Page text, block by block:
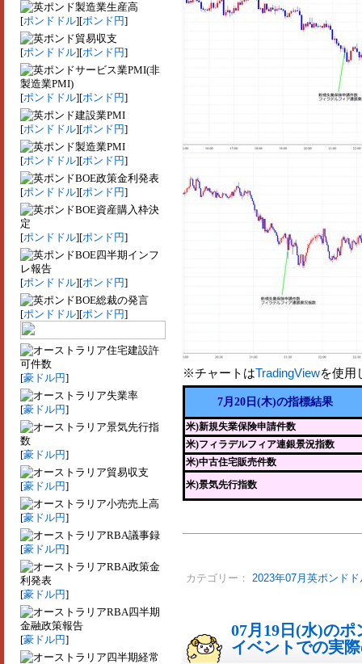
製造業生産高
[ポンドドル][ポンド円]
貿易収支
[ポンドドル][ポンド円]
サービス業PMI(非
製造業PMI)
[ポンドドル][ポンド円]
建設業PMI
[ポンドドル][ポンド円]
製造業PMI
[ポンドドル][ポンド円]
BOE政策金利発表
[ポンドドル][ポンド円]
BOE資産購入枠決
定
[ポンドドル][ポンド円]
BOE四半期インフ
レ報告
[ポンドドル][ポンド円]
BOE総裁の発言
[ポンドドル][ポンド円]
住宅建設許
可件数
[豪ドル円]
失業率
[豪ドル円]
景気先行指
数
[豪ドル円]
貿易収支
[豪ドル円]
小売売上高
[豪ドル円]
RBA議事録
[豪ドル円]
RBA政策金
利発表
[豪ドル円]
RBA四半期
金融政策報告
[豪ドル円]
四半期経常
※チャートはTradingViewを使用
7月20日(木)の指標結果
米)新規失業保険申請件数
米)フィラデルフィア連銀景況指数
米)中古住宅販売件数
米)景気先行指数
カテゴリー： 2023年07月英ポンドド
07月19日(水)の
イベントでの実